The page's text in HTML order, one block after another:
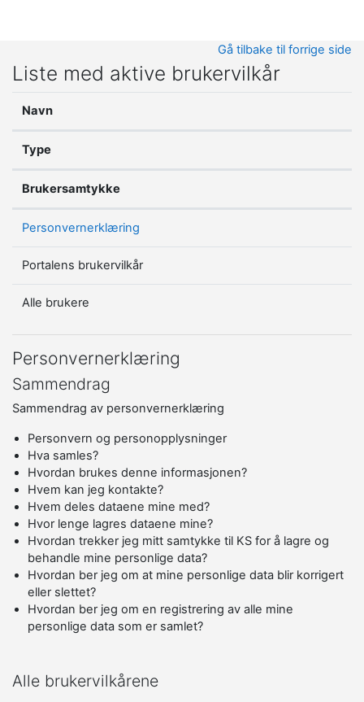
Gå tilbake til forrige side
Liste med aktive brukervilkår
Navn
Type
Brukersamtykke
Personvernerklæring
Portalens brukervilkår
Alle brukere
Personvernerklæring
Sammendrag
Sammendrag av personvernerklæring
Personvern og personopplysninger
Hva samles?
Hvordan brukes denne informasjonen?
Hvem kan jeg kontakte?
Hvem deles dataene mine med?
Hvor lenge lagres dataene mine?
Hvordan trekker jeg mitt samtykke til KS for å lagre og
behandle mine personlige data?
Hvordan ber jeg om at mine personlige data blir korrigert
eller slettet?
Hvordan ber jeg om en registrering av alle mine
personlige data som er samlet?
Alle brukervilkårene